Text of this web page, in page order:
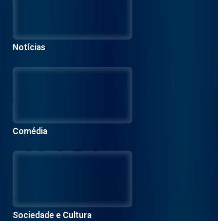
Notícias
Comédia
Sociedade e Cultura